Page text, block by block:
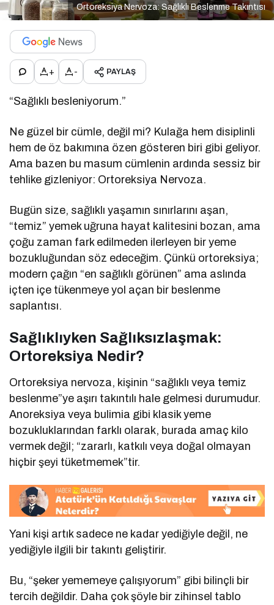
Ortoreksiya Nervoza: Sağlıklı Beslenme Takıntısı
+ - PAYLAŞ
“Sağlıklı besleniyorum.”
Ne güzel bir cümle, değil mi? Kulağa hem disiplinli
hem de öz bakımına özen gösteren biri gibi geliyor.
Ama bazen bu masum cümlenin ardında sessiz bir
tehlike gizleniyor: Ortoreksiya Nervoza.
Bugün size, sağlıklı yaşamın sınırlarını aşan,
“temiz” yemek uğruna hayat kalitesini bozan, ama
çoğu zaman fark edilmeden ilerleyen bir yeme
bozukluğundan söz edeceğim. Çünkü ortoreksiya;
modern çağın “en sağlıklı görünen” ama aslında
içten içe tükenmeye yol açan bir beslenme
saplantısı.
Sağlıklıyken Sağlıksızlaşmak:
Ortoreksiya Nedir?
Ortoreksiya nervoza, kişinin “sağlıklı veya temiz
beslenme”ye aşırı takıntılı hale gelmesi durumudur.
Anoreksiya veya bulimia gibi klasik yeme
bozukluklarından farklı olarak, burada amaç kilo
vermek değil; “zararlı, katkılı veya doğal olmayan
hiçbir şeyi tüketmemek”tir.
Yani kişi artık sadece ne kadar yediğiyle değil, ne
yediğiyle ilgili bir takıntı geliştirir.
Bu, “şeker yememeye çalışıyorum” gibi bilinçli bir
tercih değildir. Daha çok şöyle bir zihinsel tablo